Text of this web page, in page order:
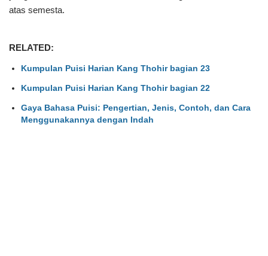
atas semesta.
RELATED:
Kumpulan Puisi Harian Kang Thohir bagian 23
Kumpulan Puisi Harian Kang Thohir bagian 22
Gaya Bahasa Puisi: Pengertian, Jenis, Contoh, dan Cara
Menggunakannya dengan Indah